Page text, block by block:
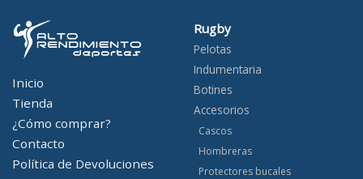
Inicio
Tienda
¿Cómo comprar?
Contacto
Política de Devoluciones
Rugby
Pelotas
Indumentaria
Botines
Accesorios
Cascos
Hombreras
Protectores bucales